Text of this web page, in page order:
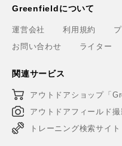
Greenfieldについて
運営会社 利用規約
お問い合わせ
ライター
関連サービス
アウトドアショップ「
アウトドアフィールド
トレーニング検索サイ